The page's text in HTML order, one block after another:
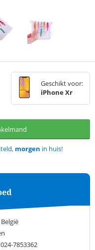
Geschikt voor:
iPhone Xr
morgen in huis!
7853362